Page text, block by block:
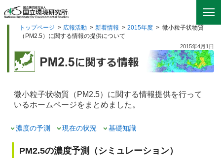
トップページ > 広報活動 > 新着情報 > 2015年度 > 微小粒子状物質
（PM2.5）に関する情報の提供について
2015年4月1日
微小粒子状物質（PM2.5）に関する情報提供を行って
いるホームページをまとめました。
濃度の予測 現在の状況 基礎知識
PM2.5の濃度予測（シミュレーション）